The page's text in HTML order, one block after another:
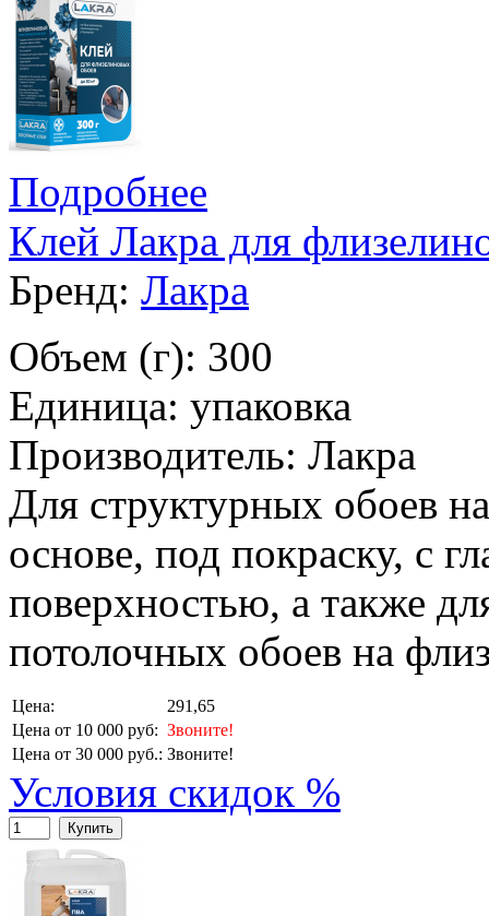
Подробнее
Клей Лакра для
Бренд: Лакра
Объем (г): 300
Единица: упаковка
Производитель: Лакра
Для структурных обоев
основе, под покраску, с
поверхностью, а также
потолочных обоев на
Цена:
291,65
Цена от 10 000 руб: Звоните!
Цена от 30 000 руб.: Звоните!
Условия скидок %
Купить